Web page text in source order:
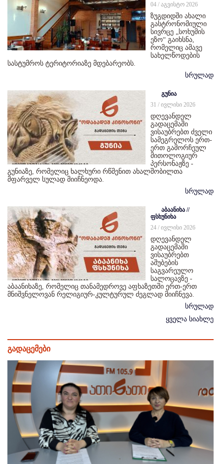
04 / აგვისტო 2026
ზუგდიდში ახალი
გასტრონომიული
სივრცე „სოხუმის
ეზო“ გაიხსნა,
რომელიც ამავე
სახელწოდების
სასტუმროს ტერიტორიაზე მდებარეობს.
სრულად
გუნია
31 / ივლისი 2026
დღევანდელ
გადაცემაში
ვისაუბრებთ ძველი
სამეგრელოს ერთ-
ერთ გამორჩეულ
მითოლოგიურ
პერსონაჟზე -
გუნიაზე, რომელიც ხალხური რწმენით ახალშობილთა
მფარველ სულად მიიჩნეოდა.
სრულად
აბაანიხა //
ფსხუნიხა
24 / ივლისი 2026
დღევანდელ
გადაცემაში
ვისაუბრებთ
აშუბების
საგვარეულო
სალოცავზე -
აბაანიხაზე, რომელიც თანამედროვე აფხაზეთში ერთ-ერთ
მნიშვნელოვან რელიგიურ-კულტურულ ძეგლად მიიჩნევა.
სრულად
ყველა სიახლე
გადაცემები